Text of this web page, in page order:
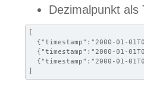
Dezimalpunkt als
[
{"timestamp":"2000-01-
{"timestamp":"2000-01-
{"timestamp":"2000-01-
]